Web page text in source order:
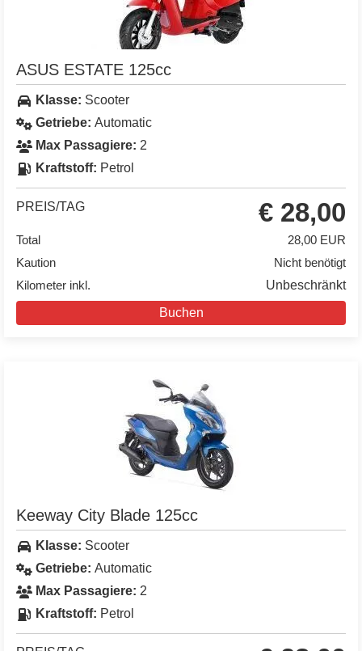
ASUS ESTATE 125cc
Klasse: Scooter
Getriebe: Automatic
Max Passagiere: 2
Kraftstoff: Petrol
PREIS/TAG € 28,00
Total
28,00 EUR
Kaution
Nicht benötigt
Kilometer inkl.
Unbeschränkt
Buchen
Keeway City Blade 125cc
Klasse: Scooter
Getriebe: Automatic
Max Passagiere: 2
Kraftstoff: Petrol